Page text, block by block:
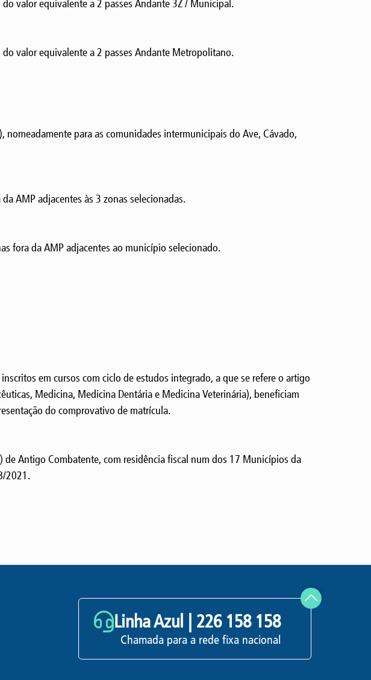
valor equivalente a 2 passes Andante 3Z / Municipal.
valor equivalente a 2 passes Andante Metropolitano.
para as comunidades intermunicipais do Ave, Cávado,
AMP adjacentes às 3 zonas selecionadas.
fora da AMP adjacentes ao município selecionado.
em cursos com ciclo de estudos integrado, a que se refere o artigo
Medicina, Medicina Dentária e Medicina Veterinária), beneficiam
do comprovativo de matrícula.
Antigo Combatente, com residência fiscal num dos 17 Municípios da
2021.
Linha Azul | 226 158 158
Chamada para a rede fixa nacional